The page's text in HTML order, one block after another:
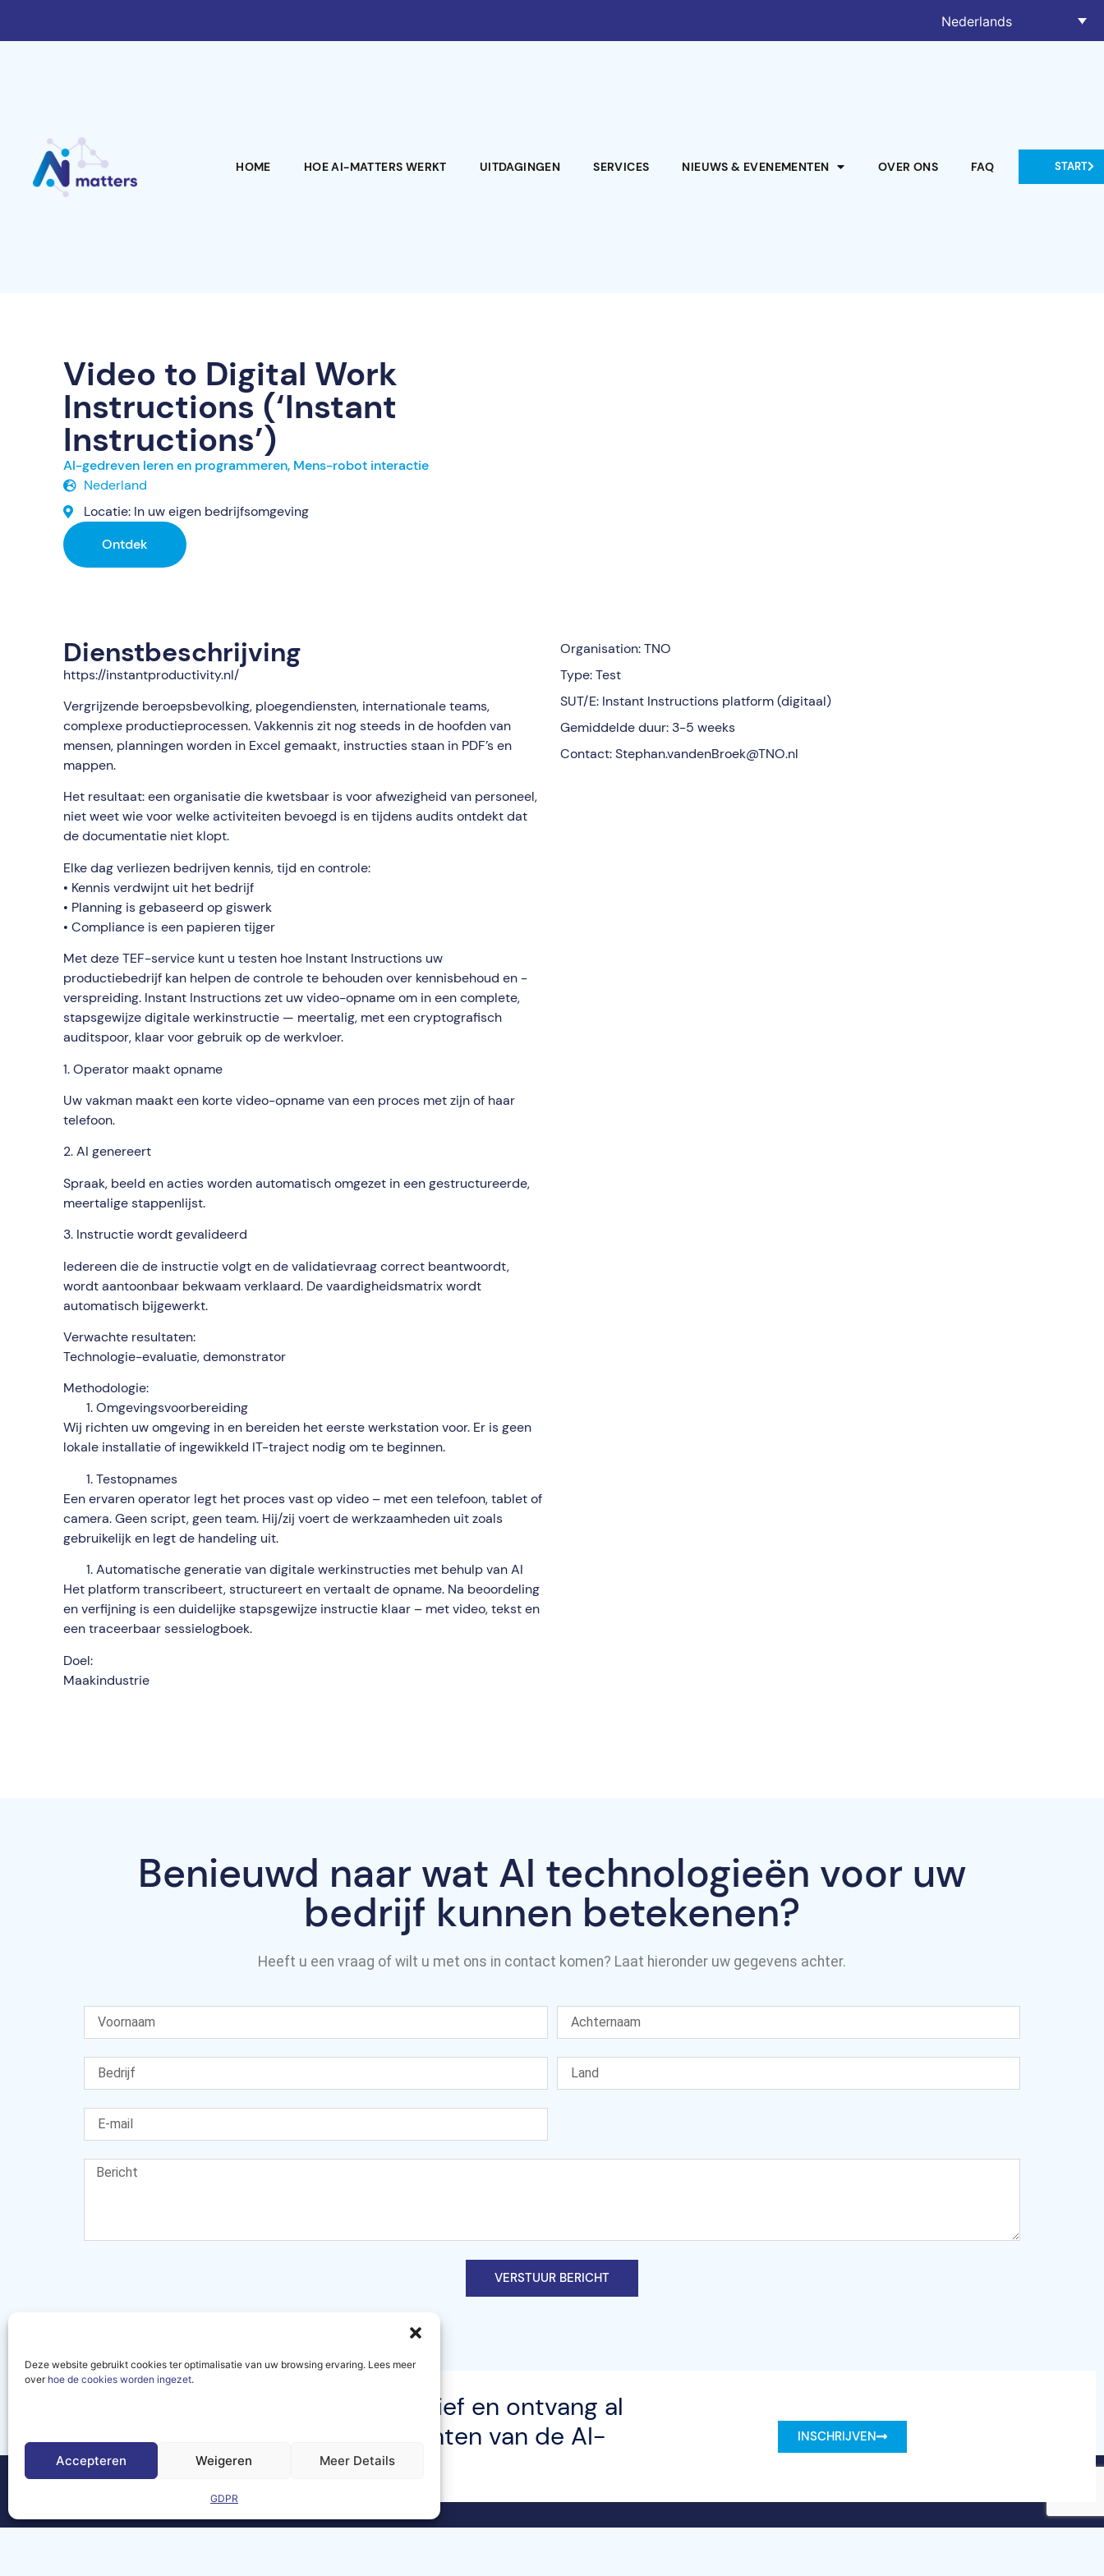
Deze website gebruikt cookies ter optimalisatie van uw browsing ervaring. Lees meer
over hoe de cookies worden ingezet.
Accepteren Weigeren Meer Details
GDPR
Nederlands
HOME HOE AI-MATTERS WERKT UITDAGINGEN SERVICES NIEUWS & EVENEMENTEN OVER ONS FAQ START
Video to Digital Work
Instructions (‘Instant
Instructions’)
AI-gedreven leren en programmeren, Mens-robot interactie
Nederland
Locatie: In uw eigen bedrijfsomgeving
Ontdek
Dienstbeschrijving
https://instantproductivity.nl/
Vergrijzende beroepsbevolking, ploegendiensten, internationale teams,
complexe productieprocessen. Vakkennis zit nog steeds in de hoofden van
mensen, planningen worden in Excel gemaakt, instructies staan ​​in PDF’s en
mappen.
Het resultaat: een organisatie die kwetsbaar is voor afwezigheid van personeel,
niet weet wie voor welke activiteiten bevoegd is en tijdens audits ontdekt dat
de documentatie niet klopt.
Elke dag verliezen bedrijven kennis, tijd en controle:
• Kennis verdwijnt uit het bedrijf
• Planning is gebaseerd op giswerk
• Compliance is een papieren tijger
Met deze TEF-service kunt u testen hoe Instant Instructions uw
productiebedrijf kan helpen de controle te behouden over kennisbehoud en -
verspreiding. Instant Instructions zet uw video-opname om in een complete,
stapsgewijze digitale werkinstructie — meertalig, met een cryptografisch
auditspoor, klaar voor gebruik op de werkvloer.
1. Operator maakt opname
Uw vakman maakt een korte video-opname van een proces met zijn of haar
telefoon.
2. AI genereert
Spraak, beeld en acties worden automatisch omgezet in een gestructureerde,
meertalige stappenlijst.
3. Instructie wordt gevalideerd
Iedereen die de instructie volgt en de validatievraag correct beantwoordt,
wordt aantoonbaar bekwaam verklaard. De vaardigheidsmatrix wordt
automatisch bijgewerkt.
Verwachte resultaten:
Technologie-evaluatie, demonstrator
Methodologie:
Omgevingsvoorbereiding
Wij richten uw omgeving in en bereiden het eerste werkstation voor. Er is geen
lokale installatie of ingewikkeld IT-traject nodig om te beginnen.
Testopnames
Een ervaren operator legt het proces vast op video – met een telefoon, tablet of
camera. Geen script, geen team. Hij/zij voert de werkzaamheden uit zoals
gebruikelijk en legt de handeling uit.
Automatische generatie van digitale werkinstructies met behulp van AI
Het platform transcribeert, structureert en vertaalt de opname. Na beoordeling
en verfijning is een duidelijke stapsgewijze instructie klaar – met video, tekst en
een traceerbaar sessielogboek.
Doel:
Maakindustrie
Organisation: TNO
Type: Test
SUT/E: Instant Instructions platform (digitaal)
Gemiddelde duur: 3-5 weeks
Contact: Stephan.vandenBroek@TNO.nl
Benieuwd naar wat AI technologieën voor uw
bedrijf kunnen betekenen?
Heeft u een vraag of wilt u met ons in contact komen? Laat hieronder uw gegevens achter.
VERSTUUR BERICHT
Meld je aan voor onze nieuwsbrief en ontvang al
het laatste nieuws en evenementen van de AI-
MATTERS community.
INSCHRIJVEN